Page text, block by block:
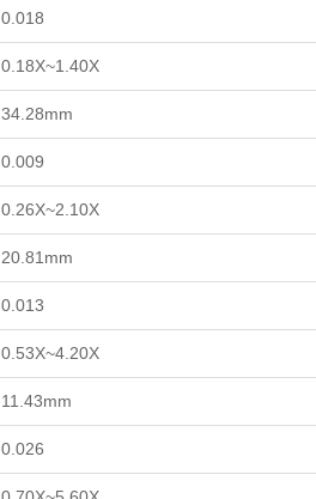
0.018
0.18X~1.40X
34.28mm
0.009
0.26X~2.10X
20.81mm
0.013
0.53X~4.20X
11.43mm
0.026